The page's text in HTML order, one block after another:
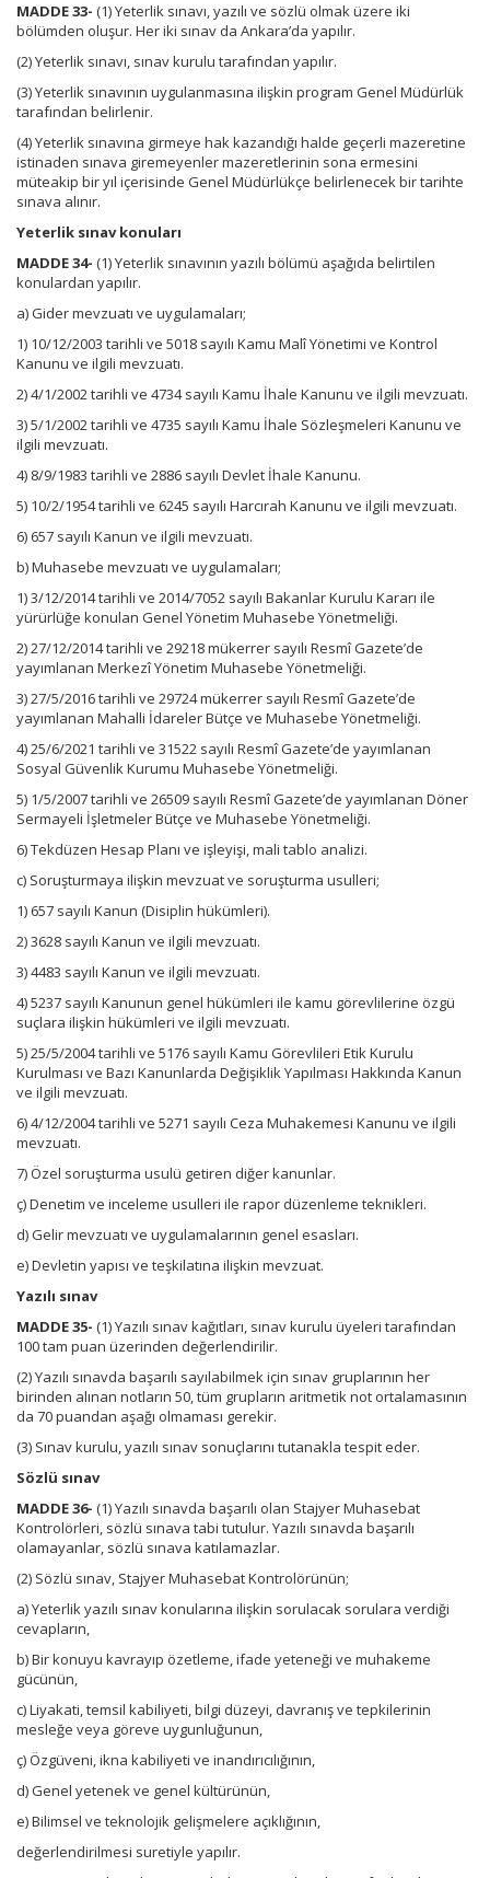
MADDE 33- (1) Yeterlik sınavı, yazılı ve sözlü olmak üzere iki
bölümden oluşur. Her iki sınav da Ankara’da yapılır.
(2) Yeterlik sınavı, sınav kurulu tarafından yapılır.
(3) Yeterlik sınavının uygulanmasına ilişkin program Genel Müdürlük
tarafından belirlenir.
(4) Yeterlik sınavına girmeye hak kazandığı halde geçerli mazeretine
istinaden sınava giremeyenler mazeretlerinin sona ermesini
müteakip bir yıl içerisinde Genel Müdürlükçe belirlenecek bir tarihte
sınava alınır.
Yeterlik sınav konuları
MADDE 34- (1) Yeterlik sınavının yazılı bölümü aşağıda belirtilen
konulardan yapılır.
a) Gider mevzuatı ve uygulamaları;
1) 10/12/2003 tarihli ve 5018 sayılı Kamu Malî Yönetimi ve Kontrol
Kanunu ve ilgili mevzuatı.
2) 4/1/2002 tarihli ve 4734 sayılı Kamu İhale Kanunu ve ilgili mevzuatı.
3) 5/1/2002 tarihli ve 4735 sayılı Kamu İhale Sözleşmeleri Kanunu ve
ilgili mevzuatı.
4) 8/9/1983 tarihli ve 2886 sayılı Devlet İhale Kanunu.
5) 10/2/1954 tarihli ve 6245 sayılı Harcırah Kanunu ve ilgili mevzuatı.
6) 657 sayılı Kanun ve ilgili mevzuatı.
b) Muhasebe mevzuatı ve uygulamaları;
1) 3/12/2014 tarihli ve 2014/7052 sayılı Bakanlar Kurulu Kararı ile
yürürlüğe konulan Genel Yönetim Muhasebe Yönetmeliği.
2) 27/12/2014 tarihli ve 29218 mükerrer sayılı Resmî Gazete’de
yayımlanan Merkezî Yönetim Muhasebe Yönetmeliği.
3) 27/5/2016 tarihli ve 29724 mükerrer sayılı Resmî Gazete’de
yayımlanan Mahalli İdareler Bütçe ve Muhasebe Yönetmeliği.
4) 25/6/2021 tarihli ve 31522 sayılı Resmî Gazete’de yayımlanan
Sosyal Güvenlik Kurumu Muhasebe Yönetmeliği.
5) 1/5/2007 tarihli ve 26509 sayılı Resmî Gazete’de yayımlanan Döner
Sermayeli İşletmeler Bütçe ve Muhasebe Yönetmeliği.
6) Tekdüzen Hesap Planı ve işleyişi, mali tablo analizi.
c) Soruşturmaya ilişkin mevzuat ve soruşturma usulleri;
1) 657 sayılı Kanun (Disiplin hükümleri).
2) 3628 sayılı Kanun ve ilgili mevzuatı.
3) 4483 sayılı Kanun ve ilgili mevzuatı.
4) 5237 sayılı Kanunun genel hükümleri ile kamu görevlilerine özgü
suçlara ilişkin hükümleri ve ilgili mevzuatı.
5) 25/5/2004 tarihli ve 5176 sayılı Kamu Görevlileri Etik Kurulu
Kurulması ve Bazı Kanunlarda Değişiklik Yapılması Hakkında Kanun
ve ilgili mevzuatı.
6) 4/12/2004 tarihli ve 5271 sayılı Ceza Muhakemesi Kanunu ve ilgili
mevzuatı.
7) Özel soruşturma usulü getiren diğer kanunlar.
ç) Denetim ve inceleme usulleri ile rapor düzenleme teknikleri.
d) Gelir mevzuatı ve uygulamalarının genel esasları.
e) Devletin yapısı ve teşkilatına ilişkin mevzuat.
Yazılı sınav
MADDE 35- (1) Yazılı sınav kağıtları, sınav kurulu üyeleri tarafından
100 tam puan üzerinden değerlendirilir.
(2) Yazılı sınavda başarılı sayılabilmek için sınav gruplarının her
birinden alınan notların 50, tüm grupların aritmetik not ortalamasının
da 70 puandan aşağı olmaması gerekir.
(3) Sınav kurulu, yazılı sınav sonuçlarını tutanakla tespit eder.
Sözlü sınav
MADDE 36- (1) Yazılı sınavda başarılı olan Stajyer Muhasebat
Kontrolörleri, sözlü sınava tabi tutulur. Yazılı sınavda başarılı
olamayanlar, sözlü sınava katılamazlar.
(2) Sözlü sınav, Stajyer Muhasebat Kontrolörünün;
a) Yeterlik yazılı sınav konularına ilişkin sorulacak sorulara verdiği
cevapların,
b) Bir konuyu kavrayıp özetleme, ifade yeteneği ve muhakeme
gücünün,
c) Liyakati, temsil kabiliyeti, bilgi düzeyi, davranış ve tepkilerinin
mesleğe veya göreve uygunluğunun,
ç) Özgüveni, ikna kabiliyeti ve inandırıcılığının,
d) Genel yetenek ve genel kültürünün,
e) Bilimsel ve teknolojik gelişmelere açıklığının,
değerlendirilmesi suretiyle yapılır.